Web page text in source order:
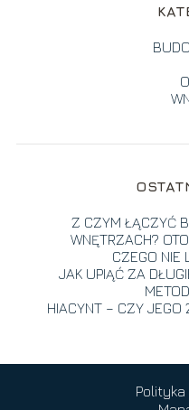
Z CZYM ŁĄCZYĆ
WNĘTRZACH?
CZEGO NIE
JAK UPIĄĆ ZA
HIACYNT – CZY JEGO